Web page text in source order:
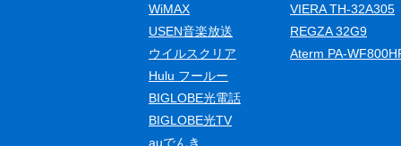
WiMAX
USEN音楽放送
ウイルスクリア
Hulu フールー
BIGLOBE光電話
BIGLOBE光TV
auでんき
VIERA TH-32A305
REGZA 32G9
Aterm PA-